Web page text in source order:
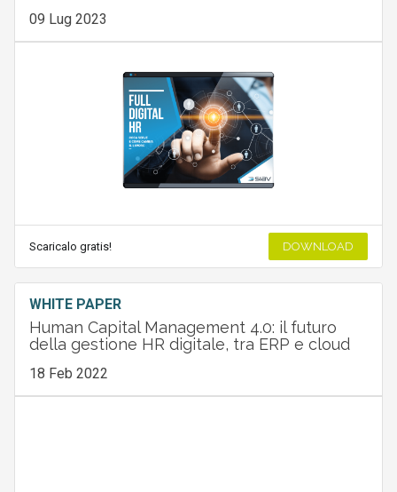
09 Lug 2023
Scaricalo gratis! DOWNLOAD
WHITE PAPER
Human Capital Management 4.0: il futuro
della gestione HR digitale, tra ERP e cloud
18 Feb 2022